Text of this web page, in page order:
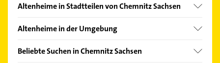
Altenheime in Stadtteilen von Chemnitz Sachsen
Altendorf
Gablenz
Altenheime in der Umgebung
Neukirchen /Erzgebirge
Beliebte Suchen in Chemnitz Sachsen